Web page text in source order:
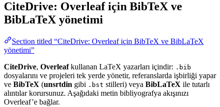
CiteDrive: Overleaf için BibTeX ve
BibLaTeX yönetimi
Section titled “CiteDrive: Overleaf için BibTeX ve BibLaTeX
yönetimi”
CiteDrive, Overleafkullanan LaTeX yazarları içindir: .bib
dosyalarını ve projeleri tek yerde yönetir, referanslarda işbirliği yapar
ve BibTeX (unsrtdin gibi .bst stilleri) veya BibLaTeX ile tutarlı
alıntılar korursunuz. Aşağıdaki metin bibliyografya akışınızı
Overleaf’e bağlar.